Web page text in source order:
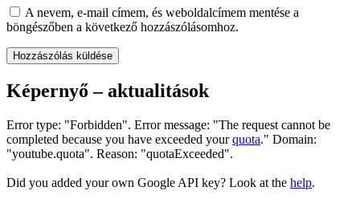
A nevem, e-mail címem, és weboldalcímem mentése a
böngészőben a következő hozzászólásomhoz.
Képernyő – aktualitások
Error type: "Forbidden". Error message: "The request cannot be
completed because you have exceeded yourquota." Domain:
"youtube.quota". Reason: "quotaExceeded".
Did you added your own Google API key? Look at the help.